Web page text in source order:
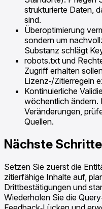
strukturierte Daten,
sind.
Überoptimierung
sondern um
Substanz schlägt
robots.txt und
Zugriff erhalten
Lizenz‑/Zitierregeln
Kontinuierliche
wöchentlich ändern.
Veränderungen,
Quellen.
Nächste Schritte
Setzen Sie zuerst die
zitierfähige Inhalte auf,
Drittbestätigungen und
Wiederholen Sie die